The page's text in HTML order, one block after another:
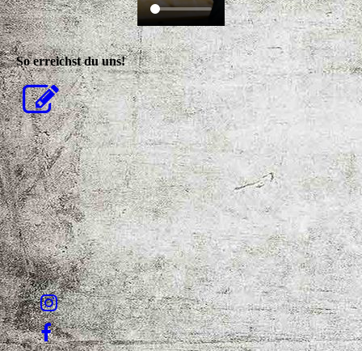
So erreichst du uns!